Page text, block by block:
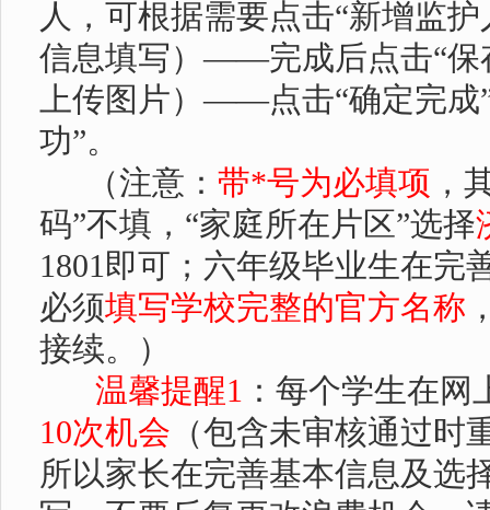
人，可根据需要点击“新增监
信息填写）——完成后点击“保
上传图片）——点击“确定完成
功”。
（注意： 带*号为必填项 ，
码”不填，“家庭所在片区”选择
1801即可；六年级毕业生在完
必须填写学校完整的官方名称
接续。）
温馨提醒1 ： 每个学生在网
10次机会 （包含未审核通过时
所以家长在完善基本信息及选